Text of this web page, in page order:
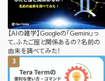
【AIの雑学】Googleの「Gemini」っ
て、ふたご座と関係あるの？名前の
由来を調べてみた！